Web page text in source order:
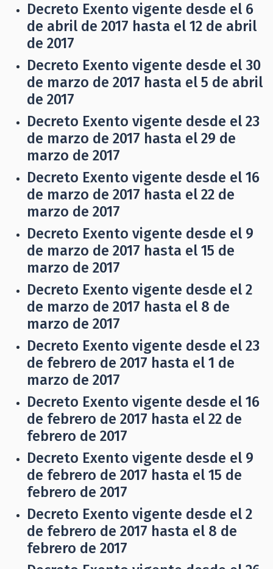
Decreto Exento vigente desde el 6
de abril de 2017 hasta el 12 de abril
de 2017
Decreto Exento vigente desde el 30
de marzo de 2017 hasta el 5 de abril
de 2017
Decreto Exento vigente desde el 23
de marzo de 2017 hasta el 29 de
marzo de 2017
Decreto Exento vigente desde el 16
de marzo de 2017 hasta el 22 de
marzo de 2017
Decreto Exento vigente desde el 9
de marzo de 2017 hasta el 15 de
marzo de 2017
Decreto Exento vigente desde el 2
de marzo de 2017 hasta el 8 de
marzo de 2017
Decreto Exento vigente desde el 23
de febrero de 2017 hasta el 1 de
marzo de 2017
Decreto Exento vigente desde el 16
de febrero de 2017 hasta el 22 de
febrero de 2017
Decreto Exento vigente desde el 9
de febrero de 2017 hasta el 15 de
febrero de 2017
Decreto Exento vigente desde el 2
de febrero de 2017 hasta el 8 de
febrero de 2017